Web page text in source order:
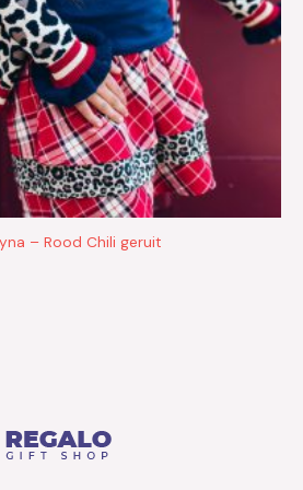
– Rood Chili geruit